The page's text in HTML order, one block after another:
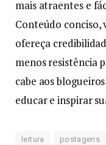
mais atraentes e
Conteúdo conciso,
ofereça
menos resistência
cabe aos
educar e inspirar
leitura postagens